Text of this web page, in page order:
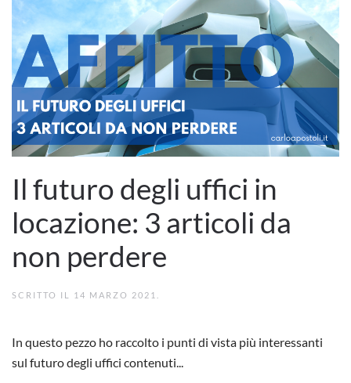
Il futuro degli uffici in
locazione: 3 articoli da
non perdere
SCRITTO IL 14 MARZO 2021
In questo pezzo ho raccolto i punti di vista più interessanti
sul futuro degli uffici contenuti...